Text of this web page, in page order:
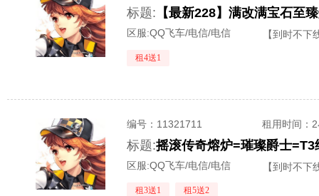
标题:
区服:QQ飞车/电信/电信 【到时不下
租4送1
编号： 11321711 租用时间 ：
标题:
区服:QQ飞车/电信/电信 【到时不下
租3送1 租5送2